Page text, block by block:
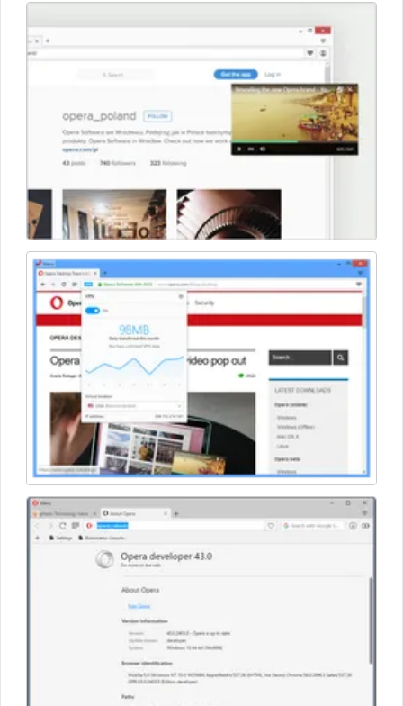
компания. В 1995 году специалисты, работавшие над
созданием браузера, организовали собственную
компанию и выпустили первую официальную версию веб-
обозревателя - Opera 1. Интерфейс программы был
инновационным и позволял удобно просматривать
несколько документов, поэтому браузер быстро стал
популярным.
движок Blink (разработка Google) с открытым исходным
кодом. На сегодняшний день Opera предлагает 43-ий
релиз программы в виде developer-версии. Здесь
выполнена оптимизация кода, предусмотрена
упреждающая загрузка сайта, выделение ссылок и
экспорт закладок.